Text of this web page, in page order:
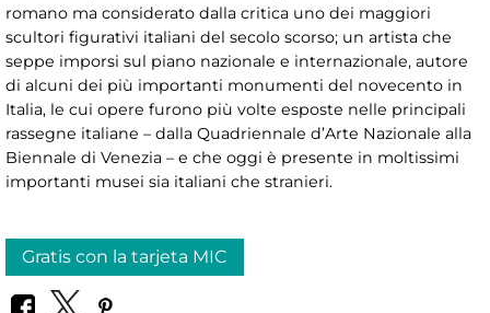
romano ma considerato dalla critica uno dei maggiori
scultori figurativi italiani del secolo scorso; un artista che
seppe imporsi sul piano nazionale e internazionale, autore
di alcuni dei più importanti monumenti del novecento in
Italia, le cui opere furono più volte esposte nelle principali
rassegne italiane – dalla Quadriennale d’Arte Nazionale alla
Biennale di Venezia – e che oggi è presente in moltissimi
importanti musei sia italiani che stranieri.
Gratis con la tarjeta MIC